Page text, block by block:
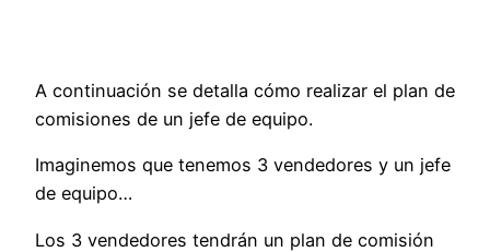
A continuación se detalla cómo realizar el plan de
comisiones de un jefe de equipo.
Imaginemos que tenemos 3 vendedores y un jefe
de equipo…
Los 3 vendedores tendrán un plan de comisión